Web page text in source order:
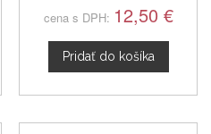
cena s DPH: 12,50 €
Pridať do košíka